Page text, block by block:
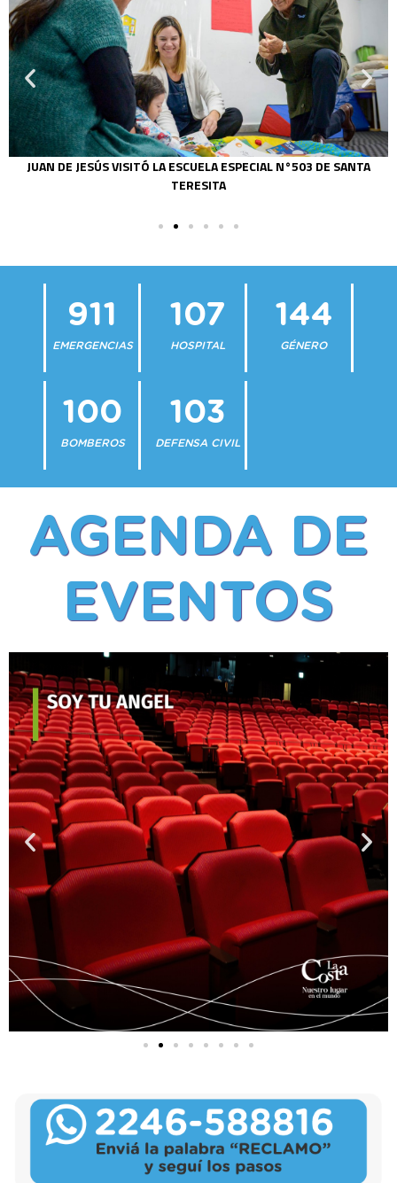
JUAN DE JESÚS VISITÓ LA ESCUELA ESPECIAL N°503 DE SANTA
TERESITA
911
EMERGENCIAS
107
HOSPITAL
144
GÉNERO
100
BOMBEROS
103
DEFENSA CIVIL
AGENDA DE
EVENTOS